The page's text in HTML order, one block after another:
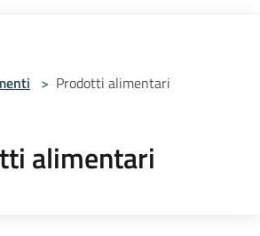
> Prodotti alimentari
alimentari